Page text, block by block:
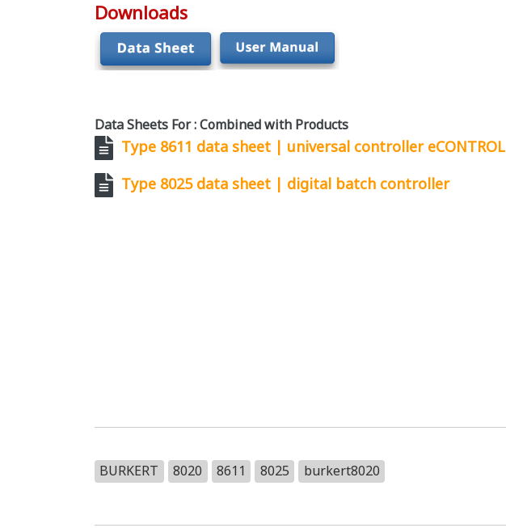
Downloads
Data Sheets For : Combined with Products
Type 8611 data sheet | universal controller eCONTROL
Type 8025 data sheet | digital batch controller
BURKERT 8020 8611 8025 burkert8020